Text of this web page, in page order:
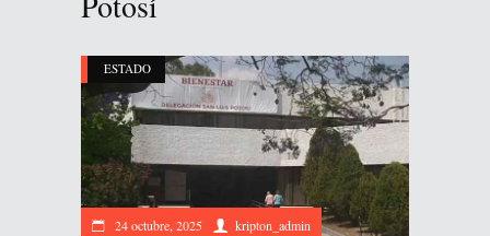
ESTADO
24 octubre, 2025 kripton_admin